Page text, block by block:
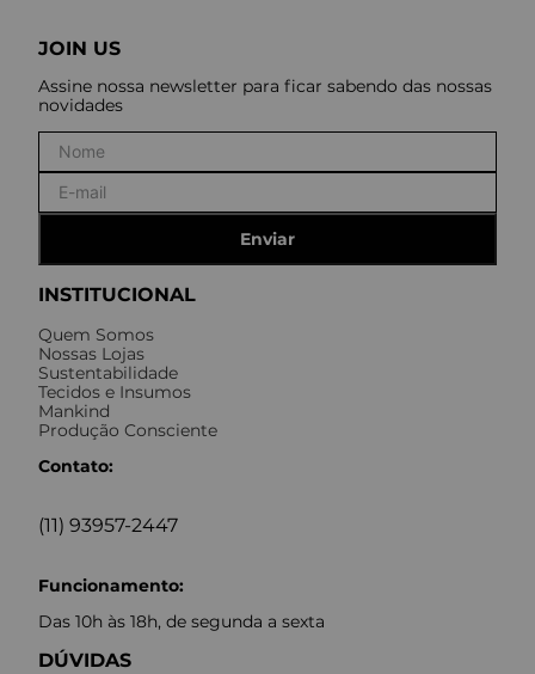
INSTITUCIONAL
Quem Somos
Nossas Lojas
Sustentabilidade
Tecidos e Insumos
Mankind
Produção Consciente
Contato:
(11) 93957-2447
Funcionamento:
Das 10h às 18h, de segunda a sexta
DÚVIDAS
JOIN US
Assine nossa newsletter para ficar sabendo das nossas
novidades
Enviar